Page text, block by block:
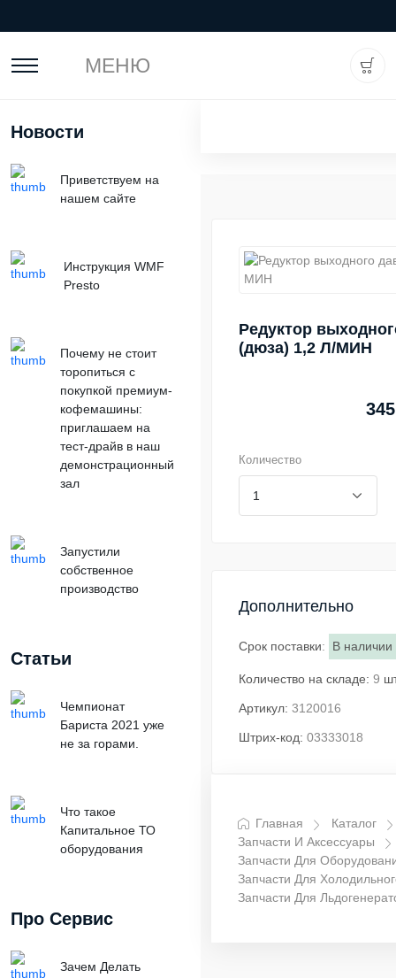
МЕНЮ
Новости
Приветствуем на
нашем сайте
Инструкция WMF
Presto
Почему не стоит
торопиться с
покупкой премиум-
кофемашины:
приглашаем на
тест-драйв в наш
демонстрационный
зал
Запустили
собственное
производство
Статьи
Чемпионат
Бариста 2021 уже
не за горами.
Что такое
Капитальное ТО
оборудования
Про Сервис
Зачем Делать
Редуктор
(дюза) 1,2 Л/МИН
Количество
Дополнительно
Срок поставки: В наличии
Количество на складе: 9
Артикул: 3120016
Штрих-код: 03333018
Главная
Каталог
Запчасти И Аксессуары
Запчасти Для
Запчасти Для
Запчасти Для